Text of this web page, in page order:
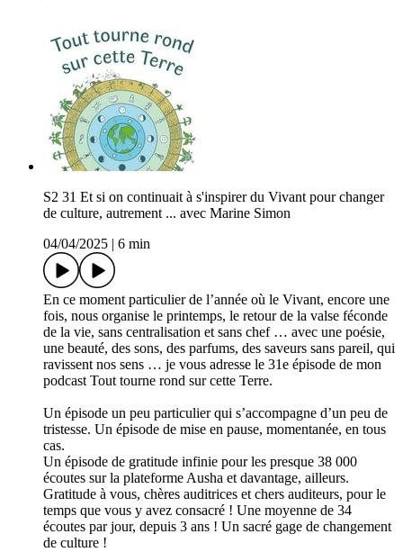
S2 31 Et si on continuait à s'inspirer du Vivant pour changer
de culture, autrement ... avec Marine Simon
04/04/2025
6 min
En ce moment particulier de l’année où le Vivant, encore une
fois, nous organise le printemps, le retour de la valse féconde
de la vie, sans centralisation et sans chef … avec une poésie,
une beauté, des sons, des parfums, des saveurs sans pareil, qui
ravissent nos sens … je vous adresse le 31e épisode de mon
podcast Tout tourne rond sur cette Terre.
Un épisode un peu particulier qui s’accompagne d’un peu de
tristesse. Un épisode de mise en pause, momentanée, en tous
cas.
Un épisode de gratitude infinie pour les presque 38 000
écoutes sur la plateforme Ausha et davantage, ailleurs.
Gratitude à vous, chères auditrices et chers auditeurs, pour le
temps que vous y avez consacré ! Une moyenne de 34
écoutes par jour, depuis 3 ans ! Un sacré gage de changement
de culture !